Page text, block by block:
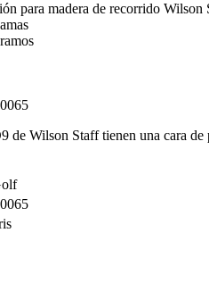
para madera de recorrido Wilson
de Wilson Staff tienen una cara